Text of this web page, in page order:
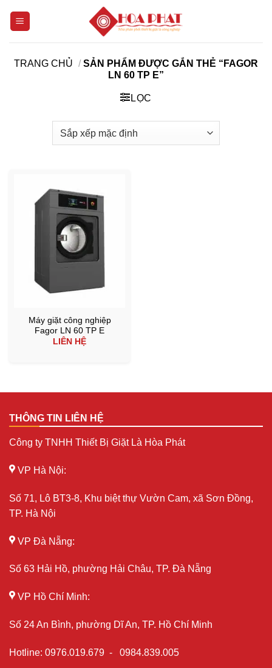
TRANG CHỦ / SẢN PHẨM ĐƯỢC GẮN THẺ “FAGOR
LN 60 TP E”
LỌC
Máy giặt công nghiệp
Fagor LN 60 TP E
LIÊN HỆ
THÔNG TIN LIÊN HỆ
Công ty TNHH Thiết Bị Giặt Là Hòa Phát
VP Hà Nội:
Số 71, Lô BT3-8, Khu biệt thự Vườn Cam, xã Sơn Đồng,
TP. Hà Nội
VP Đà Nẵng:
Số 63 Hải Hồ, phường Hải Châu, TP. Đà Nẵng
VP Hồ Chí Minh:
Số 24 An Bình, phường Dĩ An, TP. Hồ Chí Minh
Hotline: 0976.019.679 - 0984.839.005